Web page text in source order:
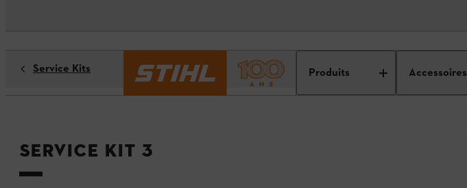
Produits Accessoires
Service Kits
Service Kit 3